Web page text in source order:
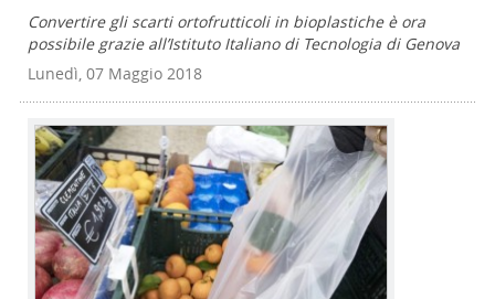
Convertire gli scarti ortofrutticoli in bioplastiche è ora
possibile grazie all’Istituto Italiano di Tecnologia di Genova
Lunedì, 07 Maggio 2018